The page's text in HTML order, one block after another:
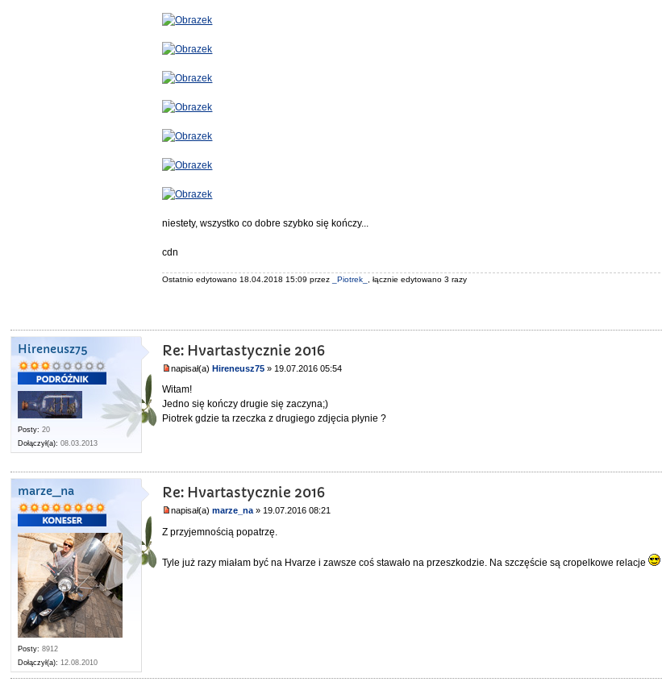
niestety, wszystko co dobre szybko się kończy...
cdn
Ostatnio edytowano 18.04.2018 15:09 przez _Piotrek_ , łącznie edytowano 3 razy
Hireneusz75
Posty: 20
Dołączył(a): 08.03.2013
Re: Hvartastycznie 2016
napisał(a)Hireneusz75 » 19.07.2016 05:54
Witam!
Jedno się kończy drugie się zaczyna;)
Piotrek gdzie ta rzeczka z drugiego zdjęcia płynie ?
marze_na
Posty: 8912
Dołączył(a): 12.08.2010
Re: Hvartastycznie 2016
napisał(a)marze_na » 19.07.2016 08:21
Z przyjemnością popatrzę.
Tyle już razy miałam być na Hvarze i zawsze coś stawało na przeszkodzie. Na szczęście są cropelkowe relacje